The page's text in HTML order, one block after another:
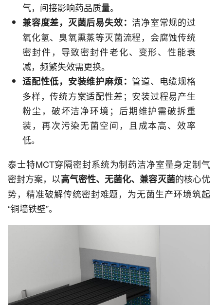
气，间接影响药品质量。
兼容度差，灭菌后易失效： 洁净室常规的过
氧化氢、臭氧熏蒸等灭菌流程，会腐蚀传统
密封件，导致密封件老化、变形、性能衰
减，频繁失效需更换。
适配性低，安装维护麻烦： 管道、电缆规格
多样，传统方案适配性差；安装过程易产生
粉尘，破坏洁净环境；后期维护需破拆重
装，再次污染无菌空间，且成本高、效率
低。
泰士特MCT穿隔密封系统为制药洁净室量身定制气
密封方案，以高气密性、无菌化、兼容灭菌的核心优
势，精准破解传统密封难题，为无菌生产环境筑起
“铜墙铁壁”。